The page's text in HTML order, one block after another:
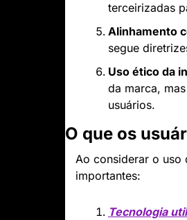
terceirizadas
Alinhamento
segue
Uso ético da
da marca,
usuários.
O que os
Ao considerar o uso
importantes:
Tecnologia